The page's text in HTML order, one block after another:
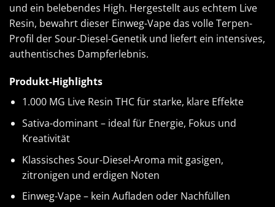
und ein belebendes High. Hergestellt aus echtem Live
Resin, bewahrt dieser Einweg-Vape das volle Terpen-
Profil der Sour-Diesel-Genetik und liefert ein intensives,
authentisches Dampferlebnis.
Produkt-Highlights
1.000 MG Live Resin THC für starke, klare Effekte
Sativa-dominant – ideal für Energie, Fokus und
Kreativität
Klassisches Sour-Diesel-Aroma mit gasigen,
zitronigen und erdigen Noten
Einweg-Vape – kein Aufladen oder Nachfüllen